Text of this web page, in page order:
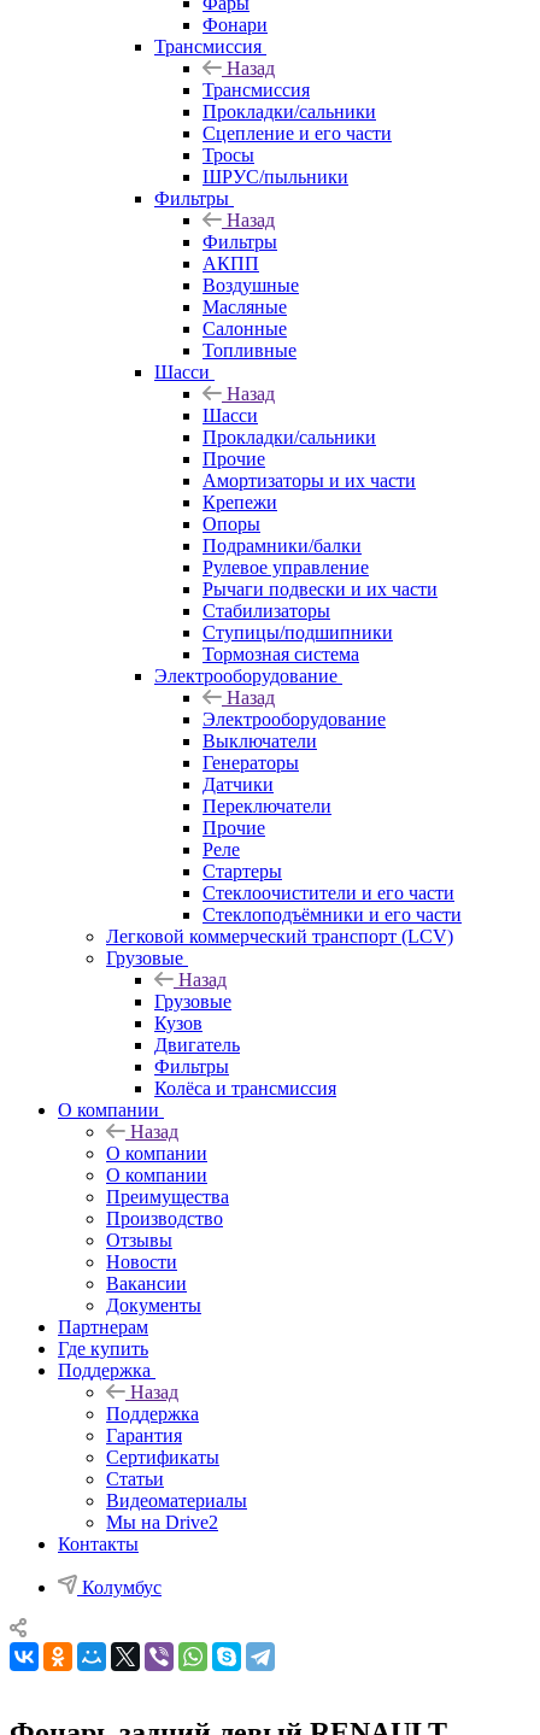
Фонари
Трансмиссия
Назад
Трансмиссия
Прокладки/сальники
Сцепление и его части
Тросы
ШРУС/пыльники
Фильтры
Назад
Фильтры
АКПП
Воздушные
Масляные
Салонные
Топливные
Шасси
Назад
Шасси
Прокладки/сальники
Прочие
Амортизаторы и их части
Крепежи
Опоры
Подрамники/балки
Рулевое управление
Рычаги подвески и их части
Стабилизаторы
Ступицы/подшипники
Тормозная система
Электрооборудование
Назад
Электрооборудование
Выключатели
Генераторы
Датчики
Переключатели
Прочие
Реле
Стартеры
Стеклоочистители и его части
Стеклоподъёмники и его части
Легковой коммерческий транспорт (LCV)
Грузовые
Назад
Грузовые
Кузов
Двигатель
Фильтры
Колёса и трансмиссия
О компании
Назад
О компании
О компании
Преимущества
Производство
Отзывы
Новости
Вакансии
Документы
Партнерам
Где купить
Поддержка
Назад
Поддержка
Гарантия
Сертификаты
Статьи
Видеоматериалы
Мы на Drive2
Контакты
Колумбус